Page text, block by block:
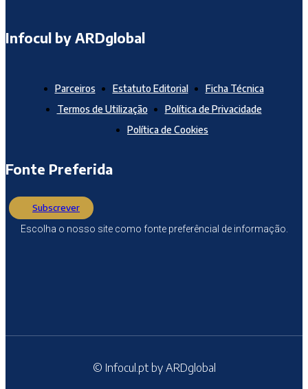
Infocul by ARDglobal
Parceiros Estatuto Editorial
Ficha Técnica
Termos de Utilização
Política de Privacidade
Política de Cookies
Fonte Preferida
Subscrever
Escolha o nosso site como fonte preferêncial de informação.
© Infocul.pt by ARDglobal